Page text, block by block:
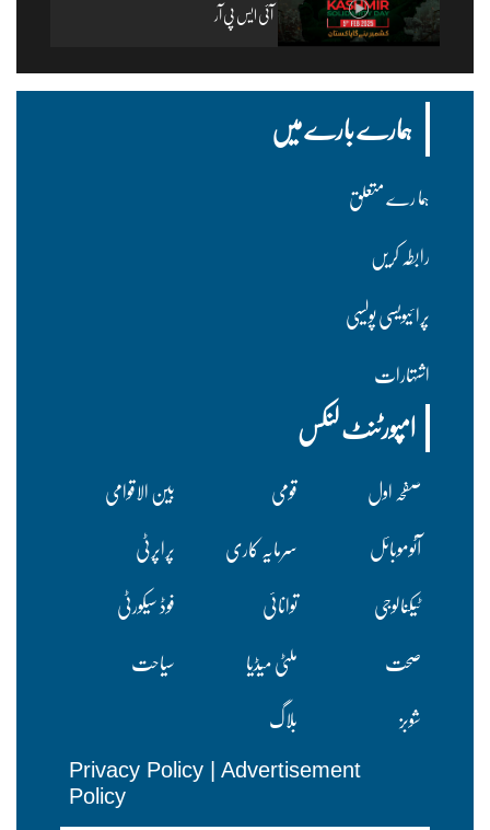
آئی ایس پی آر
ہمارے بارے میں
ہما رے متعلق
رابطہ کریں
پرا ئیویسی پولسیی
اشتہارات
امپورٹنٹ لنکس
صفحہ اول قومی
بین الاقوامی
آٹوموبائل
سرمایہ کاری
پراپرٹی
ٹیکنالوجی
توانائی
فوڈ سیکورٹی
صحت
ملٹی میڈیا
سیاحت
شوبز
بلاگ
Privacy Policy
Advertisement
Policy